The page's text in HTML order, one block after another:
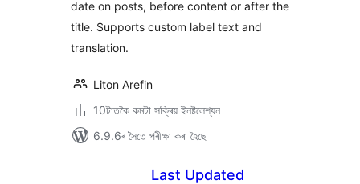
date on posts, before content or after the
title. Supports custom label text and
translation.
Liton Arefin
10টাতকৈ কমটা সক্ৰিয় ইনষ্টলেশ্যন
6.9.6ৰ সৈতে পৰীক্ষা কৰা হৈছে
Last Updated